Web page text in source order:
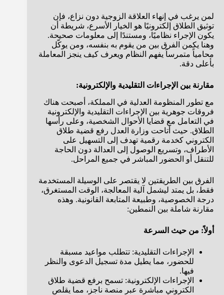
لمن يرغب في إنهاء العلاقة الزوجية دون نزاع، فإن
توثيق الطلاق إلكترونيًا هو الخيار الأسرع، شريطة أن
يكون الإجراء نظاميًا، ومستندًا إلى معلومات صحيحة.
وهنا يكمن الفرق بين من يقوم به بنفسه، ومن يوكّل
محامياً متمرساً يفهم النظام ويعرف كيف ينجز المعاملة
بأعلى دقة.
مقارنة بين الإجراءات التقليدية والإلكترونية:
مع تطور المنظومة العدلية في المملكة، أصبحت هناك
فروقات جوهرية بين الإجراءات التقليدية والإلكترونية
في التعامل مع قضايا الأحوال الشخصية، وعلى رأسها
الطلاق. حيث أتاحت وزارة العدل رفع قضية طلاق
الكتروني كخدمة رقمية تهدف إلى التسهيل على
الأطراف، وتسريع الوصول إلى العدالة دون الحاجة
للتنقل أو الحضور المباشر في جميع المراحل.
الفرق بين الطريقتين لا يقتصر على الوسيلة المستخدمة
فقط، بل يمتد ليشمل آلية المعالجة، الوقت المستغرق،
درجة الخصوصية، وطبيعة المتابعة القانونية. وهذه
مقارنة شاملة بين النمطين:
أولاً: من حيث السرعة
الإجراءات التقليدية: تتطلب مواعيد مسبقة
للحضور، مما يطيل مدة تسجيل الدعوى والنظر
فيها.
الإجراءات الإلكترونية: تسمح برفع قضية طلاق
الكتروني مباشرة عبر منصة ناجز، مما يقلص